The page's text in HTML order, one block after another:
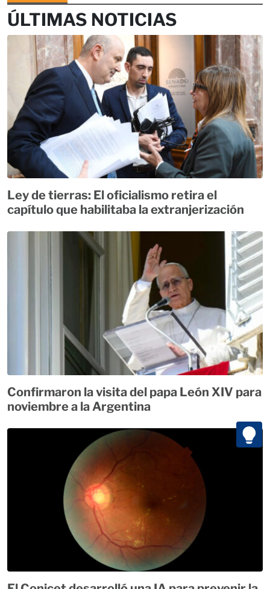
ÚLTIMAS NOTICIAS
Ley de tierras: El oficialismo retira el
capítulo que habilitaba la extranjerización
Confirmaron la visita del papa León XIV para
noviembre a la Argentina